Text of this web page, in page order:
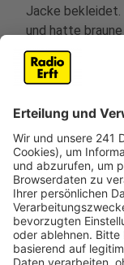
Jacke
und hatte
beigefarbene
Anzeige
Hinweise zu den
52-0 entgegen.
Anzeige